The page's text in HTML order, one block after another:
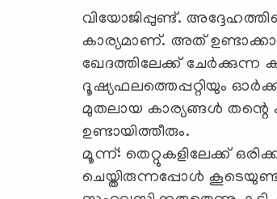
വിയോജിപ്പുണ്ട്.
കാര്യമാണ്. അത്
ഖേദത്തിലേക്ക് ചേര്‍ക്കുന്ന
ദൂഷ്യഫലത്തെപ്പറ്റിയും
മുതലായ കാര്യങ്ങള്‍ തന്റെ
ഉണ്ടായിത്തീരും.
മൂന്ന്: തെറ്റുകളിലേക്ക്
ചെയ്തിരുന്നപ്പോള്‍